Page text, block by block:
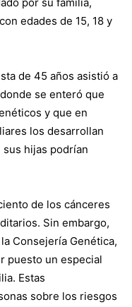
edades de 15, 18 y
de 45 años asistió a
se enteró que
y que en
los desarrollan
hijas podrían
de los cánceres
Sin embargo,
Consejería Genética,
puesto un especial
Estas
sobre los riesgos